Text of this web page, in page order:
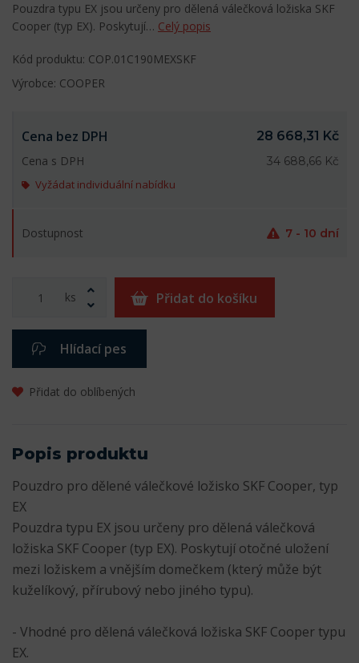
Pouzdra typu EX jsou určeny pro dělená válečková ložiska SKF
Cooper (typ EX). Poskytují… Celý popis
Kód produktu: COP.01C190MEXSKF
Výrobce: COOPER
Cena bez DPH
28 668,31 Kč
Cena s DPH
34 688,66 Kč
Vyžádat individuální nabídku
Dostupnost 7 - 10 dní
ks Přidat do košíku
Hlídací pes
Přidat do oblíbených
Popis produktu
Pouzdro pro dělené válečkové ložisko SKF Cooper, typ
EX
Pouzdra typu EX jsou určeny pro dělená válečková
ložiska SKF Cooper (typ EX). Poskytují otočné uložení
mezi ložiskem a vnějším domečkem (který může být
kuželíkový, přírubový nebo jiného typu).
- Vhodné pro dělená válečková ložiska SKF Cooper typu
EX.